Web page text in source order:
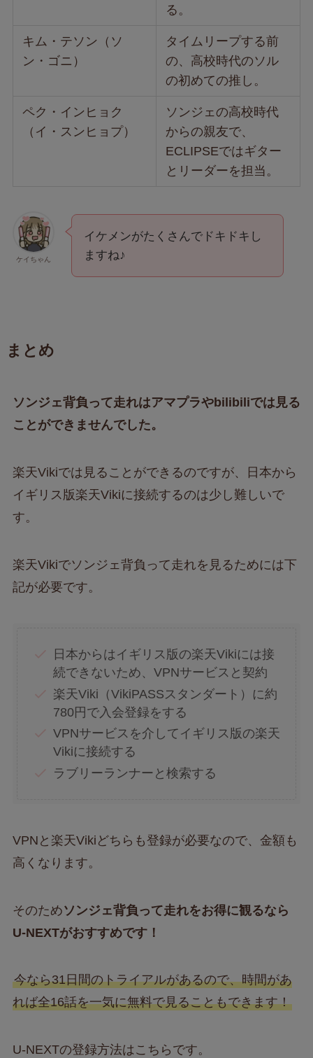
る。
キム・テソン（ソ
ン・ゴニ）
タイムリープする前
の、高校時代のソル
の初めての推し。
ペク・インヒョク
（イ・スンヒョプ）
ソンジェの高校時代
からの親友で、
ECLIPSEではギター
とリーダーを担当。
ケイちゃん
イケメンがたくさんでドキドキし
ますね♪
まとめ
ソンジェ背負って走れはアマプラやbilibiliでは見る
ことができませんでした。
楽天Vikiでは見ることができるのですが、日本から
イギリス版楽天Vikiに接続するのは少し難しいで
す。
楽天Vikiでソンジェ背負って走れを見るためには下
記が必要です。
日本からはイギリス版の楽天Vikiには接
続できないため、VPNサービスと契約
楽天Viki（VikiPASSスタンダート）に約
780円で入会登録をする
VPNサービスを介してイギリス版の楽天
Vikiに接続する
ラブリーランナーと検索する
VPNと楽天Vikiどちらも登録が必要なので、金額も
高くなります。
そのためソンジェ背負って走れをお得に観るなら
U-NEXTがおすすめです！
今なら31日間のトライアルがあるので、時間があ
れば全16話を一気に無料で見ることもできます！
U-NEXTの登録方法はこちらです。